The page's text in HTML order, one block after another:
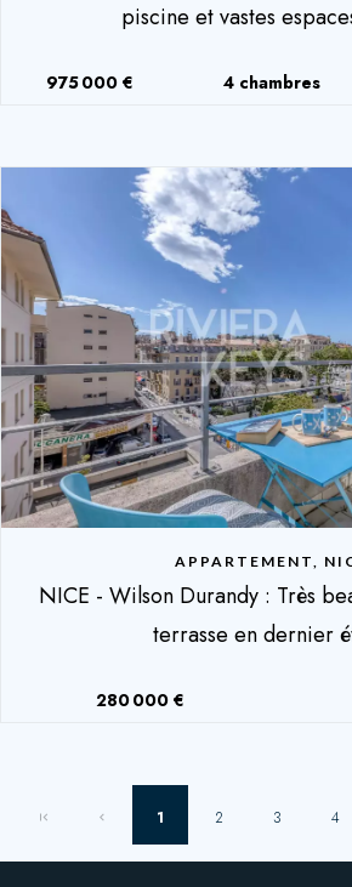
piscine et vastes
975 000 € 4 chambres
APPARTEMENT,
NICE - Wilson Durandy : Très
terrasse en dernier
280 000 €
1 2 3 4